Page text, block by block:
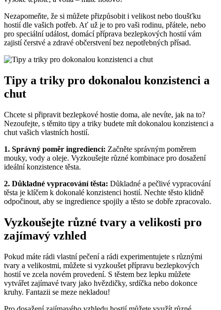
Nezapomeňte, že si můžete přizpůsobit i velikost nebo tloušťku
hostií dle vašich potřeb. Ať už je to pro vaši rodinu, přátele, nebo
pro speciální událost, domácí příprava bezlepkových hostií vám
zajistí čerstvé a zdravé občerstvení bez nepotřebných přísad.
Tipy a triky pro dokonalou konzistenci a
chut
Chcete si připravit bezlepkové hostie doma, ale nevíte, jak na to?
Nezoufejte, s těmito tipy a triky budete mít dokonalou konzistenci a
chut vašich vlastních hostií.
1. Správný poměr ingrediencí: Začněte správným poměrem
mouky, vody a oleje. Vyzkoušejte různé kombinace pro dosažení
ideální konzistence těsta.
2. Důkladné vypracování těsta: Důkladné a pečlivé vypracování
těsta je klíčem k dokonalé konzistenci hostií. Nechte těsto klidně
odpočinout, aby se ingredience spojily a těsto se dobře zpracovalo.
Vyzkoušejte různé tvary a velikosti pro
zajímavý vzhled
Pokud máte rádi vlastní pečení a rádi experimentujete s různými
tvary a velikostmi, můžete si vyzkoušet přípravu bezlepkových
hostií ve zcela novém provedení. S těstem bez lepku můžete
vytvářet zajímavé tvary jako hvězdičky, srdíčka nebo dokonce
kruhy. Fantazii se meze nekladou!